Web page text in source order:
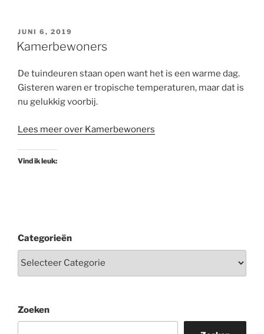
GEPLAATST
OP
JUNI 6, 2019
Kamerbewoners
De tuindeuren staan open want het is een warme dag.
Gisteren waren er tropische temperaturen, maar dat is
nu gelukkig voorbij.
Lees meer over Kamerbewoners
Vind ik leuk:
Categorieën
Zoeken